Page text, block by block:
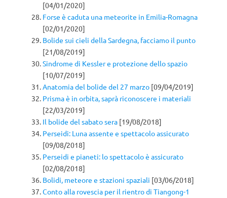
[04/01/2020]
Forse è caduta una meteorite in Emilia-Romagna
[02/01/2020]
Bolide sui cieli della Sardegna, facciamo il punto
[21/08/2019]
Sindrome di Kessler e protezione dello spazio
[10/07/2019]
Anatomia del bolide del 27 marzo [09/04/2019]
Prisma è in orbita, saprà riconoscere i materiali
[22/03/2019]
Il bolide del sabato sera [19/08/2018]
Perseidi: Luna assente e spettacolo assicurato
[09/08/2018]
Perseidi e pianeti: lo spettacolo è assicurato
[02/08/2018]
Bolidi, meteore e stazioni spaziali [03/06/2018]
Conto alla rovescia per il rientro di Tiangong-1